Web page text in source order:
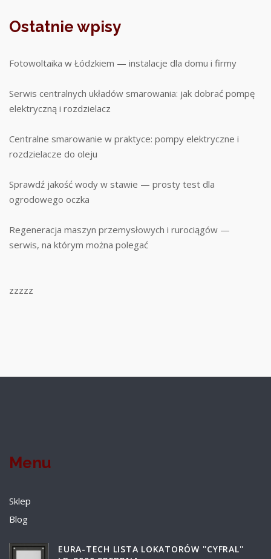
Ostatnie wpisy
Fotowoltaika w Łódzkiem — instalacje dla domu i firmy
Serwis centralnych układów smarowania: jak dobrać pompę
elektryczną i rozdzielacz
Centralne smarowanie w praktyce: pompy elektryczne i
rozdzielacze do oleju
Sprawdź jakość wody w stawie — prosty test dla
ogrodowego oczka
Regeneracja maszyn przemysłowych i rurociągów —
serwis, na którym można polegać
zzzzz
Menu
Sklep
Blog
EURA-TECH LISTA LOKATORÓW ''CYFRAL''